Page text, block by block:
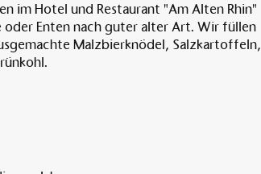
im Hotel und Restaurant "Am Alten Rhin"
oder Enten nach guter alter Art. Wir füllen
Malzbierknödel, Salzkartoffeln,